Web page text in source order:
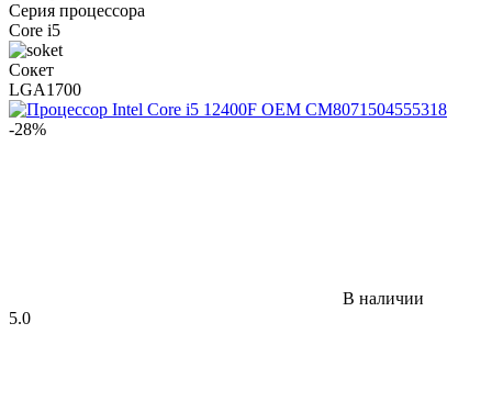
Серия процессора
Core i5
Сокет
LGA1700
-28%
В наличии
5.0